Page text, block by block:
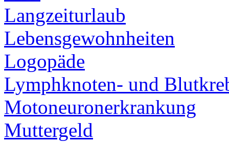
Langzeiturlaub
Lebensgewohnheiten
Logopäde
Lymphknoten- und
Motoneuronerkrankung
Muttergeld